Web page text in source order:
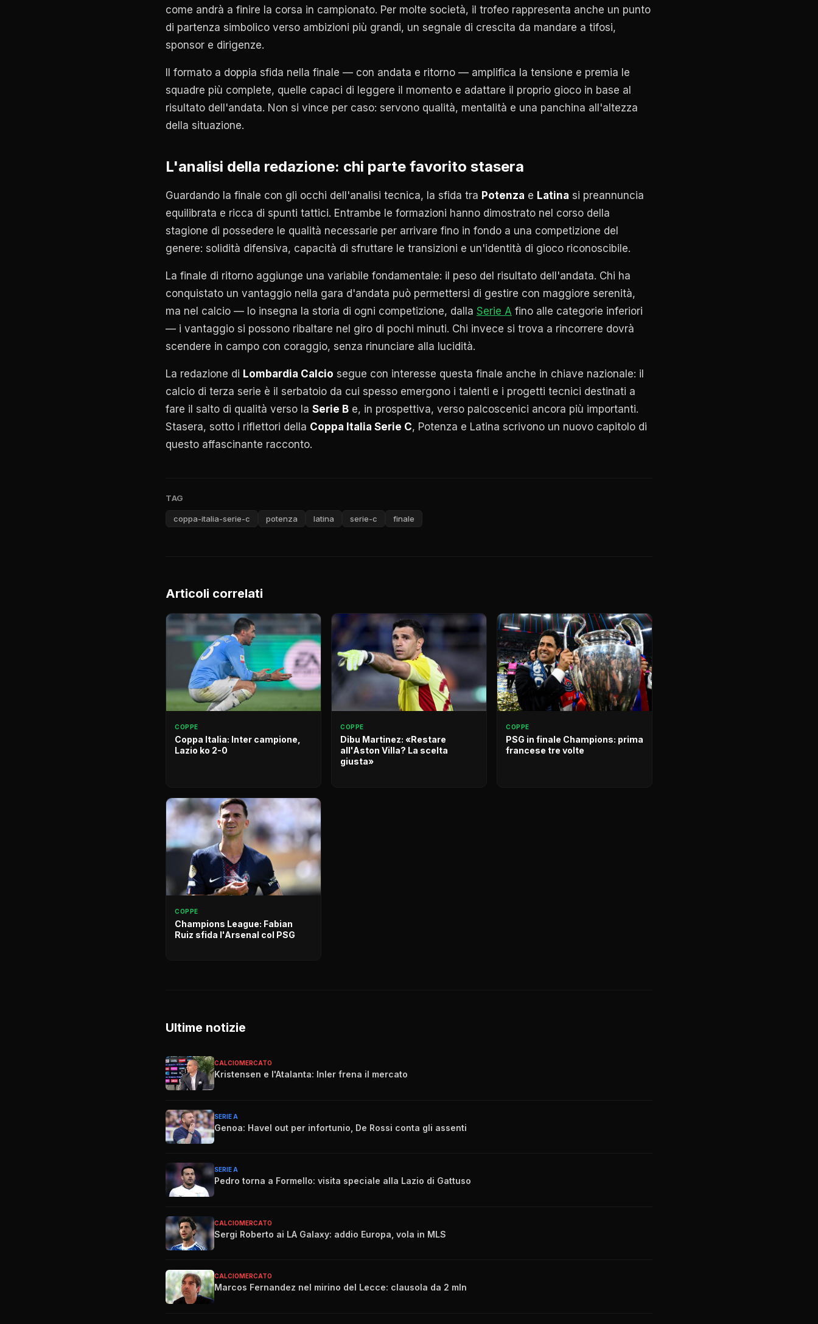
come andrà a finire la corsa in campionato. Per molte società, il trofeo rappresenta anche un punto
di partenza simbolico verso ambizioni più grandi, un segnale di crescita da mandare a tifosi,
sponsor e dirigenze.
Il formato a doppia sfida nella finale — con andata e ritorno — amplifica la tensione e premia le
squadre più complete, quelle capaci di leggere il momento e adattare il proprio gioco in base al
risultato dell'andata. Non si vince per caso: servono qualità, mentalità e una panchina all'altezza
della situazione.
L'analisi della redazione: chi parte favorito stasera
Guardando la finale con gli occhi dell'analisi tecnica, la sfida tra Potenza e Latina si preannuncia
equilibrata e ricca di spunti tattici. Entrambe le formazioni hanno dimostrato nel corso della
stagione di possedere le qualità necessarie per arrivare fino in fondo a una competizione del
genere: solidità difensiva, capacità di sfruttare le transizioni e un'identità di gioco riconoscibile.
La finale di ritorno aggiunge una variabile fondamentale: il peso del risultato dell'andata. Chi ha
conquistato un vantaggio nella gara d'andata può permettersi di gestire con maggiore serenità,
ma nel calcio — lo insegna la storia di ogni competizione, dalla Serie A fino alle categorie inferiori
— i vantaggio si possono ribaltare nel giro di pochi minuti. Chi invece si trova a rincorrere dovrà
scendere in campo con coraggio, senza rinunciare alla lucidità.
La redazione di Lombardia Calcio segue con interesse questa finale anche in chiave nazionale: il
calcio di terza serie è il serbatoio da cui spesso emergono i talenti e i progetti tecnici destinati a
fare il salto di qualità verso la Serie B e, in prospettiva, verso palcoscenici ancora più importanti.
Stasera, sotto i riflettori della Coppa Italia Serie C, Potenza e Latina scrivono un nuovo capitolo di
questo affascinante racconto.
TAG
coppa-italia-serie-c potenza latina serie-c finale
Articoli correlati
COPPE
Coppa Italia: Inter campione,
Lazio ko 2-0
COPPE
Dibu Martinez: «Restare
all'Aston Villa? La scelta
giusta»
COPPE
PSG in finale Champions: prima
francese tre volte
COPPE
Champions League: Fabian
Ruiz sfida l'Arsenal col PSG
Ultime notizie
CALCIOMERCATO
Kristensen e l'Atalanta: Inler frena il mercato
SERIE A
Genoa: Havel out per infortunio, De Rossi conta gli assenti
SERIE A
Pedro torna a Formello: visita speciale alla Lazio di Gattuso
CALCIOMERCATO
Sergi Roberto ai LA Galaxy: addio Europa, vola in MLS
CALCIOMERCATO
Marcos Fernandez nel mirino del Lecce: clausola da 2 mln